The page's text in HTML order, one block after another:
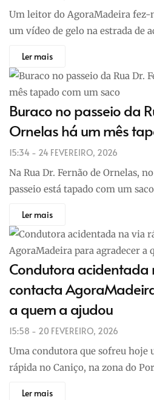
Um leitor do AgoraMadeira fez-
um vídeo de gelo na estrada de
Ler mais
Buraco no passeio da
Ornelas há um mês
15:34 - 24 FEVEREIRO, 2026
Na Rua Dr. Fernão de Ornelas,
passeio está tapado com um
Ler mais
Condutora
contacta
a quem a ajudou
15:58 - 20 FEVEREIRO, 2026
Uma condutora que sofreu hoje
rápida no Caniço, na zona do
Ler mais